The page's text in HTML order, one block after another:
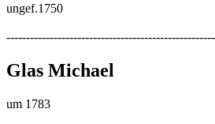
ungef.1750
Glas Michael
um 1783